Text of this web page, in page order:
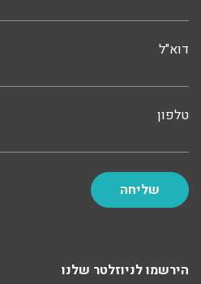
דוא"ל
טלפון
הירשמו לניוזלטר שלנו